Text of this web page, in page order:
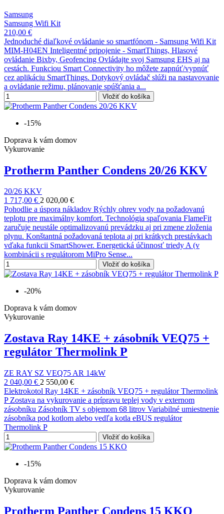
Samsung
Samsung Wifi Kit
210,00 €
Jednoduché diaľkové ovládanie so smartfónom - Samsung Wifi Kit
MIM-H04EN Inteligentné pripojenie - SmartThings, Hlasové
ovládanie Bixby, Geofencing Ovládajte svoj Samsung EHS aj na
cestách. Funkciou Smart Connectivity ho môžete zapnúť/vypnúť
cez aplikáciu SmartThings. Dotykový ovládač slúži na nastavovanie
a ovládanie režimu, plánovanie spúšťania a...
Vložiť do košíka
-15%
Doprava k vám domov
Vykurovanie
Protherm Panther Condens 20/26 KKV
20/26 KKV
1 717,00 € 2 020,00 €
Pohodlie a úspora nákladov Rýchly ohrev vody na požadovanú
teplotu pre maximálny komfort. Technológia spaľovania FlameFit
zaručuje neustále optimalizovanú prevádzku aj pri zmene zloženia
plynu. Konštantná požadovaná teplota aj pri krátkych prestávkach
vďaka funkcii SmartShower. Energetická účinnosť triedy A (v
kombinácii s regulátorom MiPro Sense...
Vložiť do košíka
-20%
Doprava k vám domov
Vykurovanie
Zostava Ray 14KE + zásobník VEQ75 +
regulátor Thermolink P
ZE RAY SZ VEQ75 AR 14kW
2 040,00 € 2 550,00 €
Elektrokotol Ray 14KE + zásobník VEQ75 + regulátor Thermolink
P Zostava na vykurovanie a prípravu teplej vody v externom
zásobníku Zásobník TV s objemom 68 litrov Variabilné umiestnenie
zásobníka pod kotlom alebo vedľa kotla eBUS regulátor
Thermolink P
Vložiť do košíka
-15%
Doprava k vám domov
Vykurovanie
Protherm Panther Condens 15 KKO